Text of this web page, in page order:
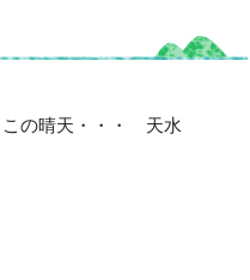
この晴天・・・ 天水